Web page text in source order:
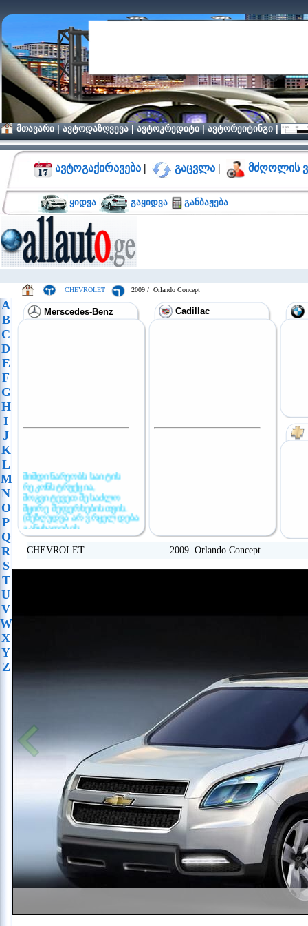
მთავარი|ავტოდაზღვევა|ავტოკრედიტი|ავტორეიტინგი|
ავტოგაქირავება | გაცვლა | მძღოლის
ყიდვა გაყიდვა განბაჟება
CHEVROLET 2009 / Orlando Concept
A
B
C
D
E
F
G
H
I
J
K
L
M
N
O
P
Q
R
S
T
U
V
W
X
Y
Z
Merscedes-Benz
მიმდინარეობს საიტის
რეკონსტრუქცია,
მოგვიტევეთ შესაძლო
მცირე შეფერხებისთვის.
(შეზღუდვა არ ვრცელდება
განცხადების
განთავსებაზე)
Cadillac
CHEVROLET 2009 Orlando Concept